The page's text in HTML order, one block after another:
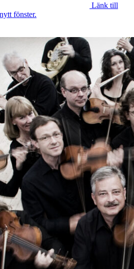
Länk till
fönster.